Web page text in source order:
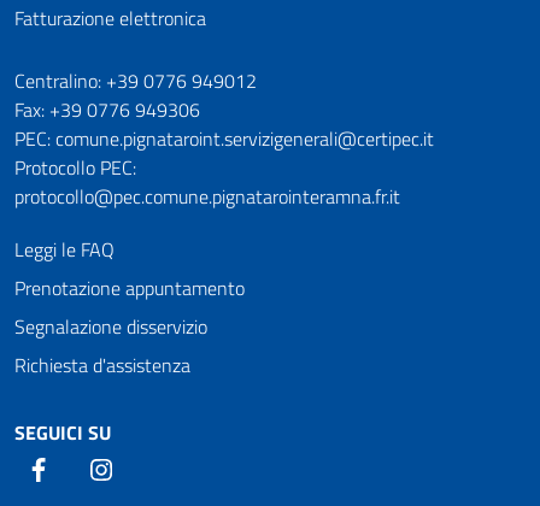
Fatturazione elettronica
Numeri utili
Centralino: +39 0776 949012
Fax: +39 0776 949306
PEC: comune.pignataroint.servizigenerali@certipec.it
Protocollo PEC:
protocollo@pec.comune.pignatarointeramna.fr.it
Leggi le FAQ
Prenotazione appuntamento
Segnalazione disservizio
Richiesta d'assistenza
SEGUICI SU
Facebook